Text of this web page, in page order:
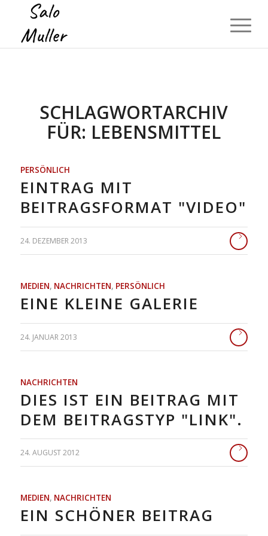
SCHLAGWORTARCHIV
FÜR: LEBENSMITTEL
PERSÖNLICH
EINTRAG MIT
BEITRAGSFORMAT "VIDEO"
24. DEZEMBER 2013
MEDIEN, NACHRICHTEN, PERSÖNLICH
EINE KLEINE GALERIE
24. JANUAR 2013
NACHRICHTEN
DIES IST EIN BEITRAG MIT
DEM BEITRAGSTYP "LINK".
24. AUGUST 2012
MEDIEN, NACHRICHTEN
EIN SCHÖNER BEITRAG